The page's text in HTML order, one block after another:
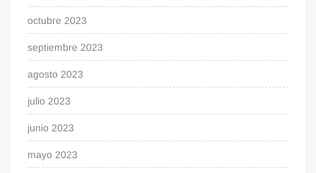
octubre 2023
septiembre 2023
agosto 2023
julio 2023
junio 2023
mayo 2023